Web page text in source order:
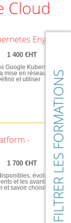
Cloud
FILTRER LES FORMATIONS
Engine
1 400 €HT
Google Kubernetes
mise en réseau des
et utiliser
-
1 700 €HT
évolutifs et
et les avantages
savoir choisir la